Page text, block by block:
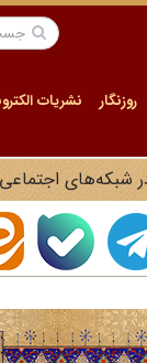
روزنگار نشریات
شبکه‌های